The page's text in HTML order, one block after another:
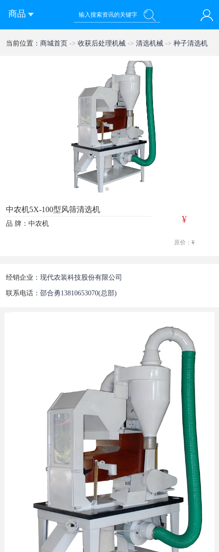
商品
您好！欢迎来到西部农机网
当前位置： 商城首页 -> 收获后处理机械 -> 清选机械 -> 种子清选机
中农机5X-100型风筛清选机
品 牌：中农机 ¥
原价：¥
经销企业： 现代农装科技股份有限公司
联系电话： 邵合勇13810653070(总部)